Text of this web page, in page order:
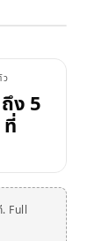
ว
ถึง 5
ที่
Full